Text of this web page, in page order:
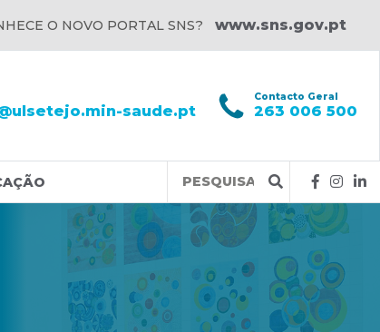
O NOVO PORTAL SNS? www.sns.gov.pt
saude.pt
Contacto Geral
263 006 500
Query